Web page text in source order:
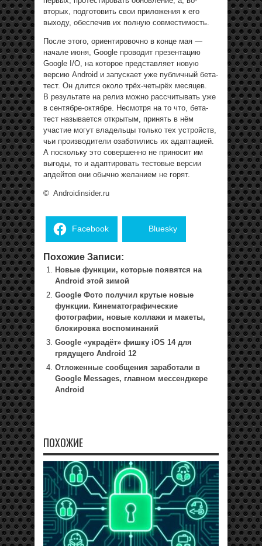
вторых, подготовить свои приложения к его
выходу, обеспечив их полную совместимость.
После этого, ориентировочно в конце мая —
начале июня, Google проводит презентацию
Google I/O, на которое представляет новую
версию Android и запускает уже публичный бета-
тест. Он длится около трёх-четырёх месяцев.
В результате на релиз можно рассчитывать уже
в сентябре-октябре. Несмотря на то что, бета-
тест называется открытым, принять в нём
участие могут владельцы только тех устройств,
чьи производители озаботились их адаптацией.
А поскольку это совершенно не приносит им
выгоды, то и адаптировать тестовые версии
апдейтов они обычно желанием не горят.
© Androidinsider.ru
Facebook Bluesky
Похожие Записи:
Новые функции, которые появятся на
Android этой зимой
Google Фото получил крутые новые
функции. Кинематографические
фотографии, новые коллажи и макеты,
блокировка воспоминаний
Google «украдёт» фишку iOS 14 для
грядущего Android 12
Отложенные сообщения заработали в
Google Messages, главном мессенджере
Android
ПОХОЖИЕ